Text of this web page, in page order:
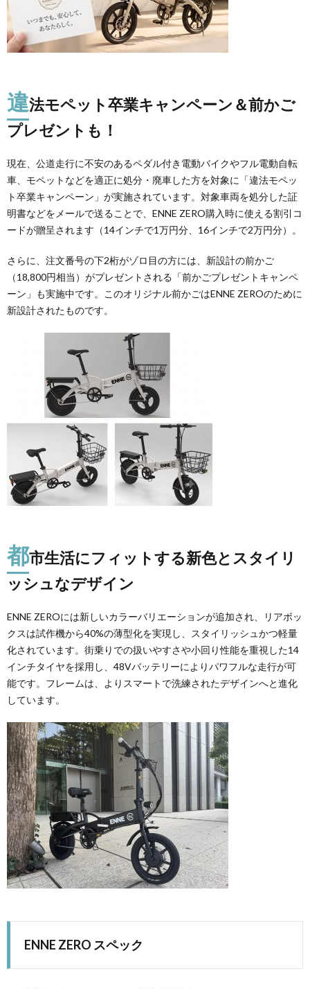
違法モペット卒業キャンペーン＆前かご
プレゼントも！
現在、公道走行に不安のあるペダル付き電動バイクやフル電動自転
車、モペットなどを適正に処分・廃車した方を対象に「違法モペッ
ト卒業キャンペーン」が実施されています。対象車両を処分した証
明書などをメールで送ることで、ENNE ZERO購入時に使える割引コ
ードが贈呈されます（14インチで1万円分、16インチで2万円分）。
さらに、注文番号の下2桁がゾロ目の方には、新設計の前かご
（18,800円相当）がプレゼントされる「前かごプレゼントキャンペ
ーン」も実施中です。このオリジナル前かごはENNE ZEROのために
新設計されたものです。
都市生活にフィットする新色とスタイリ
ッシュなデザイン
ENNE ZEROには新しいカラーバリエーションが追加され、リアボッ
クスは試作機から40%の薄型化を実現し、スタイリッシュかつ軽量
化されています。街乗りでの扱いやすさや小回り性能を重視した14
インチタイヤを採用し、48Vバッテリーによりパワフルな走行が可
能です。フレームは、よりスマートで洗練されたデザインへと進化
しています。
ENNE ZERO スペック